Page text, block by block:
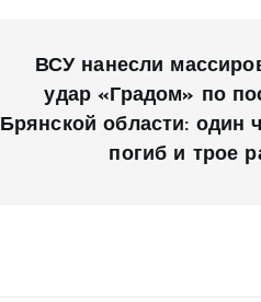
ВСУ нанесли
удар «Градом» по
Брянской области: один
погиб и трое